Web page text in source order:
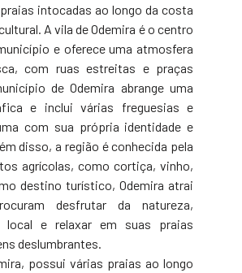
intocadas ao longo da costa
A vila de Odemira é o centro
e oferece uma atmosfera
com ruas estreitas e praças
de Odemira abrange uma
e inclui várias freguesias e
com sua própria identidade e
disso, a região é conhecida pela
agrícolas, como cortiça, vinho,
destino turístico, Odemira atrai
desfrutar da natureza,
local e relaxar em suas praias
deslumbrantes.
possui várias praias ao longo